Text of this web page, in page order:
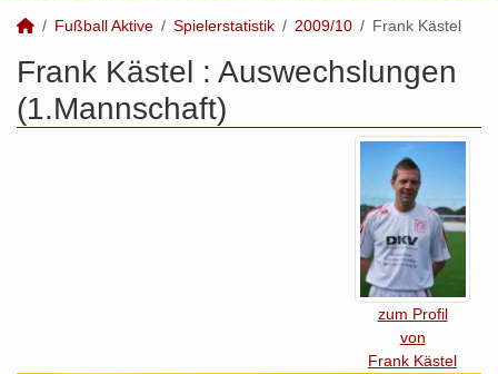
Fußball Aktive Spielerstatistik 2009/10 Frank Kästel
Frank Kästel : Auswechslungen
(1.Mannschaft)
zum Profil
von
Frank Kästel